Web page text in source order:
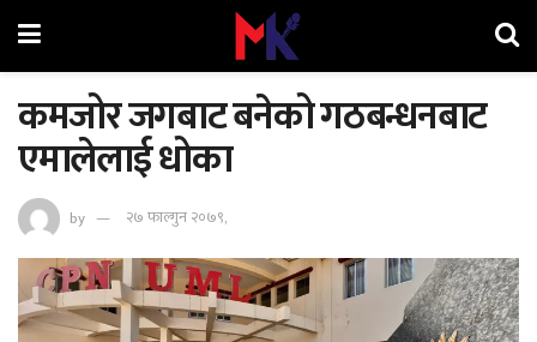
कमजोर जगबाट बनेको गठबन्धनबाट
एमालेलाई धोका
by २७ फाल्गुन २०७९,